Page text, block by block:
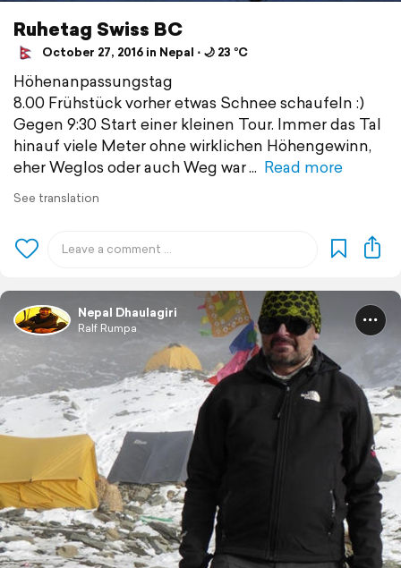
Ruhetag Swiss BC
October 27, 2016 in Nepal ⋅ 🌙 23 °C
Höhenanpassungstag
8.00 Frühstück vorher etwas Schnee schaufeln :)
Gegen 9:30 Start einer kleinen Tour. Immer das Tal
hinauf viele Meter ohne wirklichen Höhengewinn,
eher Weglos oder auch Weg war
Read more
See translation
Nepal Dhaulagiri
Ralf Rumpa